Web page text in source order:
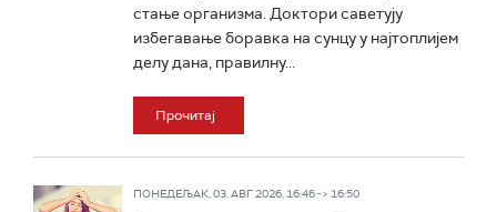
стање организма. Доктори саветују
избегавање боравка на сунцу у најтоплијем
делу дана, правилну...
Прочитај
ПОНЕДЕЉАК, 03. АВГ 2026, 16:46 -> 16:50